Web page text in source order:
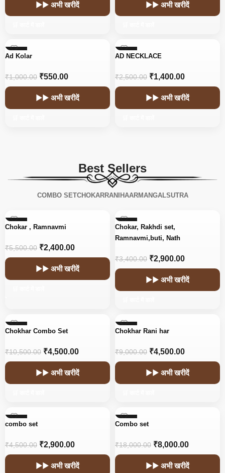
▶▶ अभी खरीदें ▶▶ अभी खरीदें
-45%
Ad Kolar
₹1,000.00 ₹550.00
▶▶ अभी खरीदें
-44%
AD NECKLACE
₹2,500.00 ₹1,400.00
▶▶ अभी खरीदें
Best Sellers
COMBO SETCHOKARRANIHAARMANGALSUTRA
-56%
Chokar , Ramnavmi
₹5,500.00 ₹2,400.00
▶▶ अभी खरीदें
-15%
Chokar, Rakhdi set,
Ramnavmi,buti, Nath
₹3,400.00 ₹2,900.00
▶▶ अभी खरीदें
-57%
Chokhar Combo Set
₹10,500.00 ₹4,500.00
▶▶ अभी खरीदें
-50%
Chokhar Rani har
₹9,000.00 ₹4,500.00
▶▶ अभी खरीदें
-36%
combo set
₹4,500.00 ₹2,900.00
▶▶ अभी खरीदें
-56%
Combo set
₹18,000.00 ₹8,000.00
▶▶ अभी खरीदें